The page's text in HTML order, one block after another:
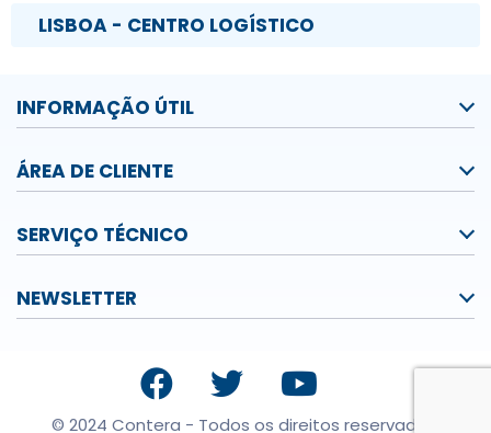
LISBOA - CENTRO LOGÍSTICO
INFORMAÇÃO ÚTIL
ÁREA DE CLIENTE
SERVIÇO TÉCNICO
NEWSLETTER
© 2024 Contera - Todos os direitos reservados.